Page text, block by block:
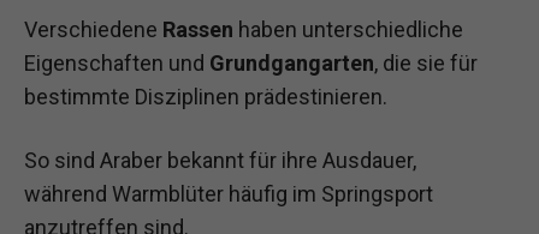
Verschiedene Rassen haben unterschiedliche
Eigenschaften und Grundgangarten, die sie für
bestimmte Disziplinen prädestinieren.
So sind Araber bekannt für ihre Ausdauer,
während Warmblüter häufig im Springsport
anzutreffen sind.